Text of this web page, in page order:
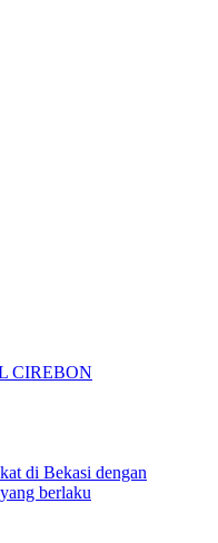
CIREBON
di Bekasi dengan
berlaku